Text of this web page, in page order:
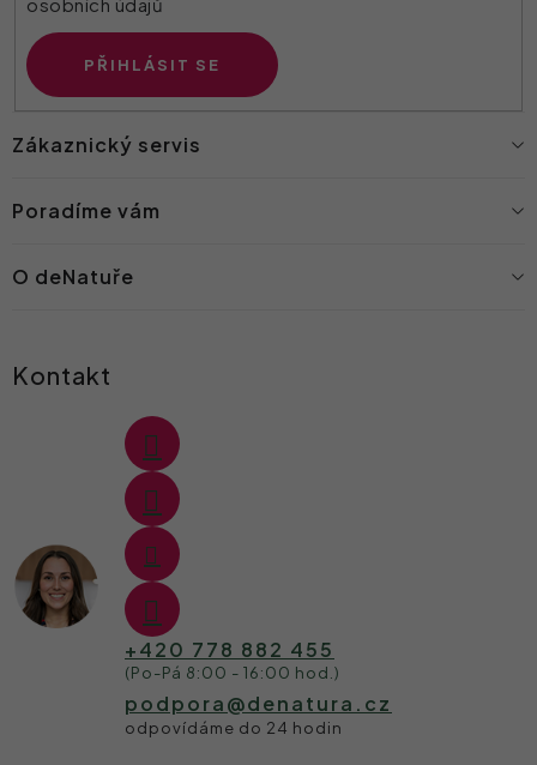
PŘIHLÁSIT SE
Zákaznický servis
Poradíme vám
O deNatuře
Kontakt
podpora@denatura.cz
+420 778 882 455